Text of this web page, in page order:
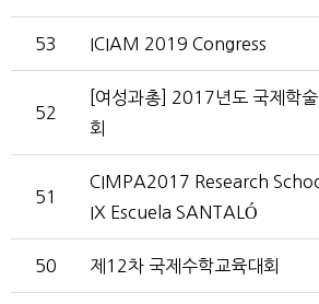
53 ICIAM 2019 Congress
52
[여성과총] 2017년도 국제학술
회
51
CIMPA2017 Research
IX Escuela SANTALÓ
50 제12차 국제수학교육대회